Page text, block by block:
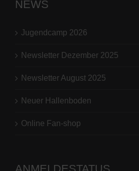
NEWS
Jugendcamp 2026
Newsletter Dezember 2025
Newsletter August 2025
Neuer Hallenboden
Online Fan-shop